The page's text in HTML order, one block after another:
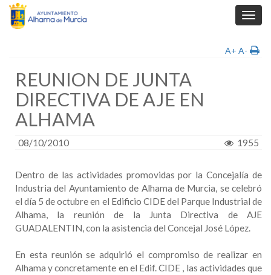
A+ A-
REUNION DE JUNTA
DIRECTIVA DE AJE EN
ALHAMA
08/10/2010 1955
Dentro de las actividades promovidas por la Concejalía de
Industria del Ayuntamiento de Alhama de Murcia, se celebró
el día 5 de octubre en el Edificio CIDE del Parque Industrial de
Alhama, la reunión de la Junta Directiva de AJE
GUADALENTIN, con la asistencia del Concejal José López.
En esta reunión se adquirió el compromiso de realizar en
Alhama y concretamente en el Edif. CIDE , las actividades que